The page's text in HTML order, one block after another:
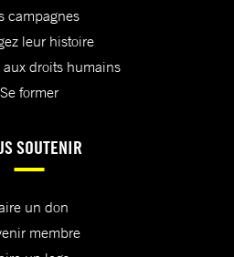
campagnes
leur histoire
droits humains
Se former
SOUTENIR
un don
membre